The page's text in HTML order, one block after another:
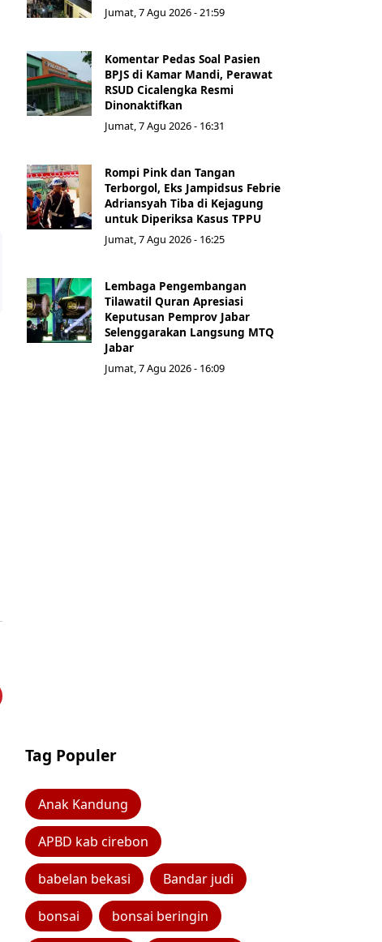
Jumat, 7 Agu 2026 - 21:59
Komentar Pedas Soal Pasien
BPJS di Kamar Mandi, Perawat
RSUD Cicalengka Resmi
Dinonaktifkan
Jumat, 7 Agu 2026 - 16:31
Rompi Pink dan Tangan
Terborgol, Eks Jampidsus Febrie
Adriansyah Tiba di Kejagung
untuk Diperiksa Kasus TPPU
Jumat, 7 Agu 2026 - 16:25
Lembaga Pengembangan
Tilawatil Quran Apresiasi
Keputusan Pemprov Jabar
Selenggarakan Langsung MTQ
Jabar
Jumat, 7 Agu 2026 - 16:09
Tag Populer
Anak Kandung
APBD kab cirebon
babelan bekasi Bandar judi
bonsai bonsai beringin